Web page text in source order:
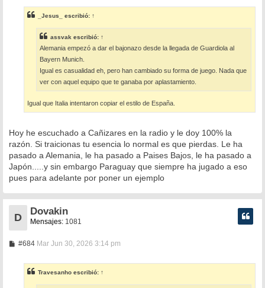
s
a _Jesus_ escribió: ↑
assvak escribió: ↑
Alemania empezó a dar el bajonazo desde la llegada de Guardiola al
Bayern Munich.
Igual es casualidad eh, pero han cambiado su forma de juego. Nada que
ver con aquel equipo que te ganaba por aplastamiento.
Igual que Italia intentaron copiar el estilo de España.
Hoy he escuchado a Cañizares en la radio y le doy 100% la
razón. Si traicionas tu esencia lo normal es que pierdas. Le ha
pasado a Alemania, le ha pasado a Paises Bajos, le ha pasado a
Japón.....y sin embargo Paraguay que siempre ha jugado a eso
pues para adelante por poner un ejemplo
D
Dovakin
Mensajes: 1081
#684M
s
a
Mar Jun 30, 2026 3:14 pm
Travesanho escribió: ↑